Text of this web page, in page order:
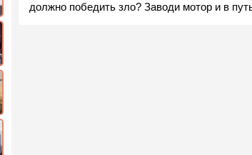
должно победить зло? Заводи мотор и в